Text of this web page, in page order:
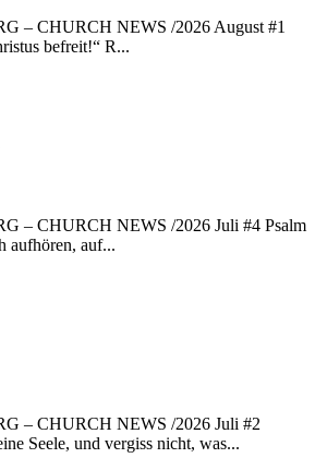
– CHURCH NEWS /2026 August #1
befreit!“ R...
– CHURCH NEWS /2026 Juli #4 Psalm
aufhören, auf...
– CHURCH NEWS /2026 Juli #2
Seele, und vergiss nicht, was...